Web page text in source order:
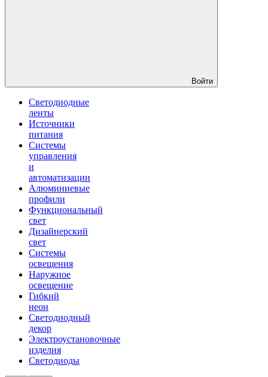
Войти
Светодиодные
ленты
Источники
питания
Системы
управления
и
автоматизации
Алюминиевые
профили
Функциональный
свет
Дизайнерский
свет
Системы
освещения
Наружное
освещение
Гибкий
неон
Светодиодный
декор
Электроустановочные
изделия
Светодиоды